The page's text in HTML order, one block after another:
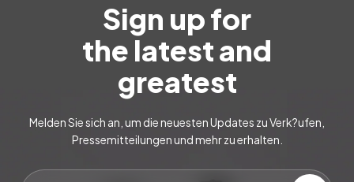
Sign up for
the latest and
greatest
Melden Sie sich an, um die neuesten Updates zu Verk?ufen,
Pressemitteilungen und mehr zu erhalten.